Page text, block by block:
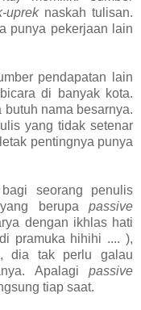
uprek naskah tulisan.
punya pekerjaan lain
pendapatan lain
di banyak kota.
nama besarnya.
yang tidak setenar
pentingnya punya
seorang penulis
berupa passive
dengan ikhlas hati
pramuka hihihi .... ),
dia tak perlu galau
Apalagi passive
tiap saat.